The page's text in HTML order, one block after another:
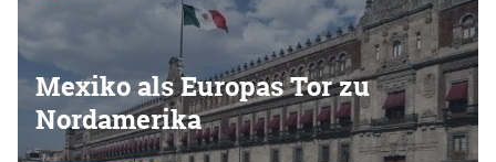
Mexiko als Europas Tor zu
Nordamerika